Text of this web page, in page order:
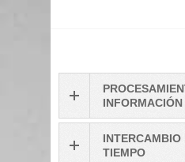
INFORMACIÓN
INTERCAMBIO
TIEMPO